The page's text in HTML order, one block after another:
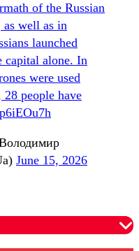
of the Russian
well as in
launched
capital alone. In
were used
people have
June 15, 2026